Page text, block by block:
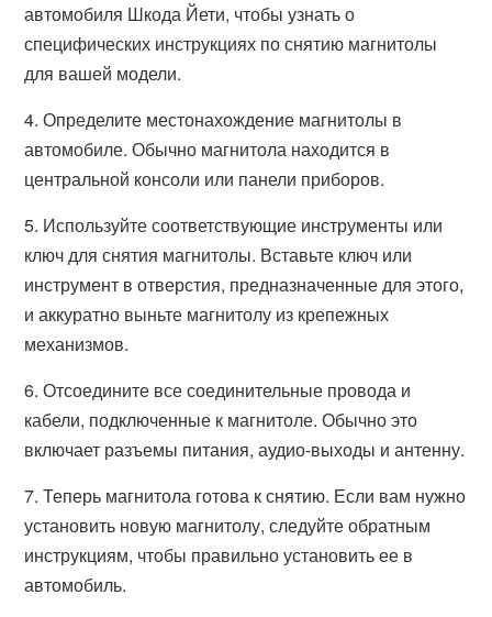
автомобиля Шкода Йети, чтобы узнать о
специфических инструкциях по снятию магнитолы
для вашей модели.
4. Определите местонахождение магнитолы в
автомобиле. Обычно магнитола находится в
центральной консоли или панели приборов.
5. Используйте соответствующие инструменты или
ключ для снятия магнитолы. Вставьте ключ или
инструмент в отверстия, предназначенные для этого,
и аккуратно выньте магнитолу из крепежных
механизмов.
6. Отсоедините все соединительные провода и
кабели, подключенные к магнитоле. Обычно это
включает разъемы питания, аудио-выходы и антенну.
7. Теперь магнитола готова к снятию. Если вам нужно
установить новую магнитолу, следуйте обратным
инструкциям, чтобы правильно установить ее в
автомобиль.